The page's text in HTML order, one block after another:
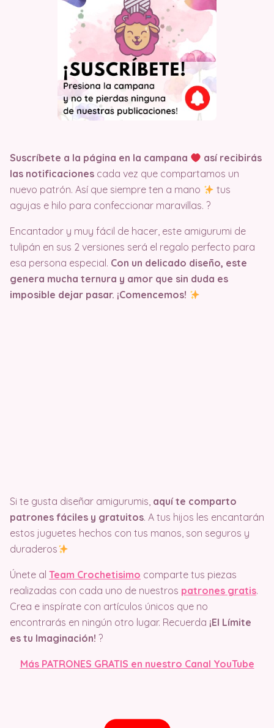
Suscríbete a la página en la campana
así recibirás
las notificaciones cada vez que compartamos un
nuevo patrón. Así que siempre ten a mano
tus
agujas e hilo para confeccionar maravillas. ?
Encantador y muy fácil de hacer, este amigurumi de
tulipán en sus 2 versiones será el regalo perfecto para
esa persona especial. Con un delicado diseño, este
genera mucha ternura y amor que sin duda es
imposible dejar pasar. ¡Comencemos!
Si te gusta diseñar amigurumis, aquí te comparto
patrones fáciles y gratuitos. A tus hijos les encantarán
estos juguetes hechos con tus manos, son seguros y
duraderos
Únete al Team Crochetisimo comparte tus piezas
realizadas con cada uno de nuestros patrones gratis.
Crea e inspírate con artículos únicos que no
encontrarás en ningún otro lugar. Recuerda ¡El Límite
es tu Imaginación! ?
Más PATRONES GRATIS en nuestro Canal YouTube